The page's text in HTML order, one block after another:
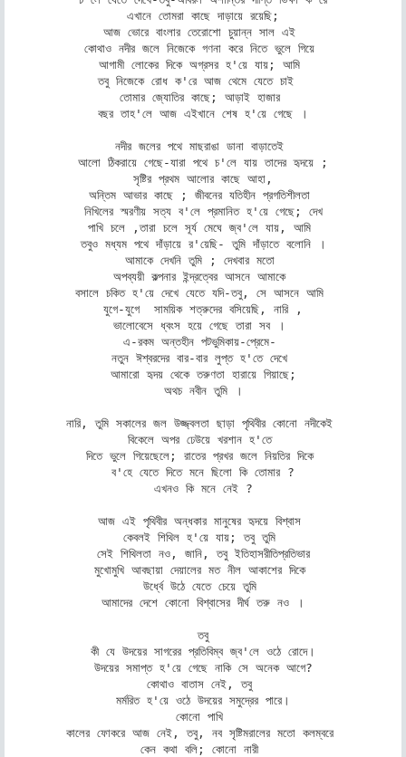
এখানে তোমরা কাছে দাড়ায়ে রয়েছি;
আজ ভোরে বাংলার তেরোশো চুয়ান্ন সাল এই
কোথাও নদীর জলে নিজেকে গণনা করে নিতে ভুলে গিয়ে
আগামী লোকের দিকে অগ্রসর হ'য়ে যায়; আমি
তবু নিজেকে রোধ ক'রে আজ থেমে যেতে চাই
তোমার জ্যোতির কাছে; আড়াই হাজার
বছর তাহ'লে আজ এইখানে শেষ হ'য়ে গেছে ।
নদীর জলের পথে মাছরাঙা ডানা বাড়াতেই
আলো ঠিকরায়ে গেছে-যারা পথে চ'লে যায় তাদের হৃদয়ে ;
সৃষ্টির প্রথম আলোর কাছে আহা,
অন্তিম আভার কাছে ; জীবনের যতিহীন প্রগতিশীলতা
নিখিলের স্মরণীয় সত্য ব'লে প্রমানিত হ'য়ে গেছে; দেখ
পাখি চলে ,তারা চলে সূর্য মেঘে জ্ব'লে যায়, আমি
তবুও মধ্যম পথে দাঁড়ায়ে র'য়েছি- তুমি দাঁড়াতে বলোনি ।
আমাকে দেখনি তুমি ; দেখবার মতো
অপব্যয়ী কল্পনার ইন্দ্রত্বের আসনে আমাকে
বসালে চকিত হ'য়ে দেখে যেতে যদি-তবু, সে আসনে আমি
যুগে-যুগে  সাময়িক শত্রুদের বসিয়েছি, নারি ,
ভালোবেসে ধ্বংস হয়ে গেছে তারা সব ।
এ-রকম অন্তহীন পটভুমিকায়-প্রেমে-
নতুন ঈশ্বরদের বার-বার লুপ্ত হ'তে দেখে
আমারো হৃদয় থেকে তরুণতা হারায়ে গিয়াছে;
অথচ নবীন তুমি ।
নারি, তুমি সকালের জল উজ্জ্বলতা ছাড়া পৃথিবীর কোনো নদীকেই
বিকেলে অপর ঢেউয়ে খরশান হ'তে
দিতে ভুলে গিয়েছেলে; রাতের প্রখর জলে নিয়তির দিকে
ব'হে যেতে দিতে মনে ছিলো কি তোমার ?
এখনও কি মনে নেই ?
আজ এই পৃথিবীর অন্ধকার মানুষের হৃদয়ে বিশ্বাস
কেবলই শিথিল হ'য়ে যায়; তবু তুমি
সেই শিথিলতা নও, জানি, তবু ইতিহাসরীতিপ্রতিভার
মুখোমুখি আবছায়া দেয়ালের মত নীল আকাশের দিকে
উর্ধ্বে উঠে যেতে চেয়ে তুমি
আমাদের দেশে কোনো বিশ্বাসের দীর্ঘ তরু নও ।
তবু
কী যে উদয়ের সাগরের প্রতিবিম্ব জ্ব'লে ওঠে রোদে।
উদয়ের সমাপ্ত হ'য়ে গেছে নাকি সে অনেক আগে?
কোথাও বাতাস নেই, তবু
মর্মরিত হ'য়ে ওঠে উদয়ের সমুদ্রের পারে।
কোনো পাখি
কালের ফোকরে আজ নেই, তবু, নব সৃষ্টিমরালের মতো কলম্বরে
কেন কথা বলি; কোনো নারী